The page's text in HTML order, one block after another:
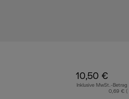
10,50 €
Inklusive MwSt.-Betrag
0,69 € (